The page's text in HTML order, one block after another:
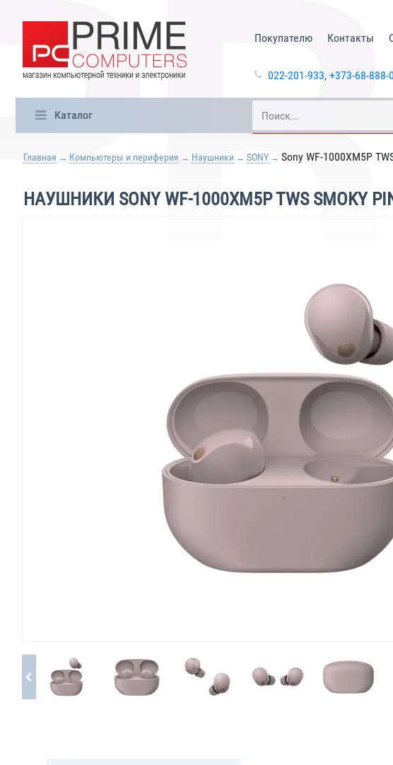
Покупателю Контакты
022-201-933, +373-68-888-
Каталог
Главная Компьютеры и периферия Наушники SONY Sony WF-1000XM5P
НАУШНИКИ SONY WF-1000XM5P TWS SMOKY